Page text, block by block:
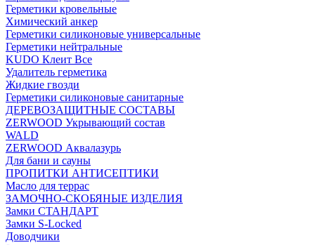
Герметики кровельные
Химический анкер
Герметики силиконовые универсальные
Герметики нейтральные
KUDO Клеит Все
Удалитель герметика
Жидкие гвозди
Герметики силиконовые санитарные
ДЕРЕВОЗАЩИТНЫЕ СОСТАВЫ
ZERWOOD Укрывающий состав
WALD
ZERWOOD Аквалазурь
Для бани и сауны
ПРОПИТКИ АНТИСЕПТИКИ
Масло для террас
ЗАМОЧНО-СКОБЯНЫЕ ИЗДЕЛИЯ
Замки СТАНДАРТ
Замки S-Locked
Доводчики